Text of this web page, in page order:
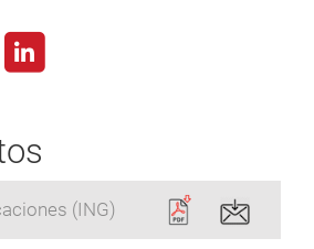
(ING)